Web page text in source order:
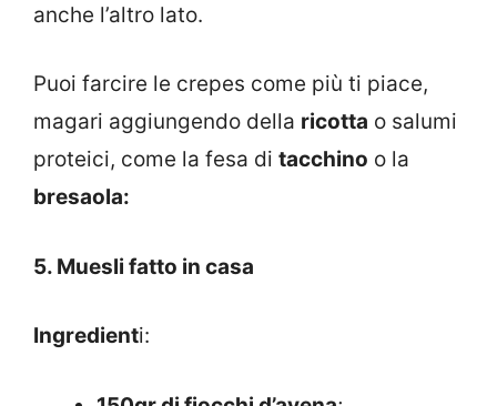
anche l’altro lato.
Puoi farcire le crepes come più ti piace,
magari aggiungendo della ricotta o salumi
proteici, come la fesa di tacchino o la
bresaola:
5. Muesli fatto in casa
Ingredienti: